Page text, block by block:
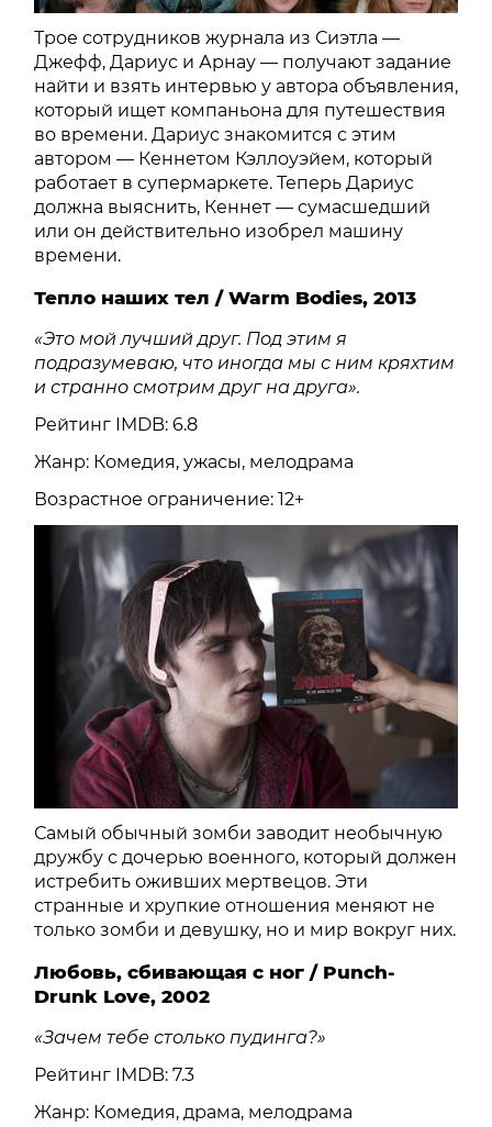
Трое сотрудников журнала из Сиэтла —
Джефф, Дариус и Арнау — получают задание
найти и взять интервью у автора объявления,
который ищет компаньона для путешествия
во времени. Дариус знакомится с этим
автором — Кеннетом Кэллоуэйем, который
работает в супермаркете. Теперь Дариус
должна выяснить, Кеннет — сумасшедший
или он действительно изобрел машину
времени.
Тепло наших тел / Warm Bodies, 2013
«Это мой лучший друг. Под этим я
подразумеваю, что иногда мы с ним кряхтим
и странно смотрим друг на друга».
Рейтинг IMDB: 6.8
Жанр: Комедия, ужасы, мелодрама
Возрастное ограничение: 12+
Самый обычный зомби заводит необычную
дружбу с дочерью военного, который должен
истребить оживших мертвецов. Эти
странные и хрупкие отношения меняют не
только зомби и девушку, но и мир вокруг них.
Любовь, сбивающая с ног / Punch-
Drunk Love, 2002
«Зачем тебе столько пудинга?»
Рейтинг IMDB: 7.3
Жанр: Комедия, драма, мелодрама